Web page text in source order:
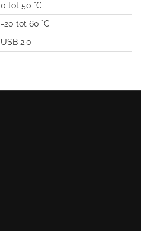
0 tot 50 °C
-20 tot 60 °C
USB 2.0